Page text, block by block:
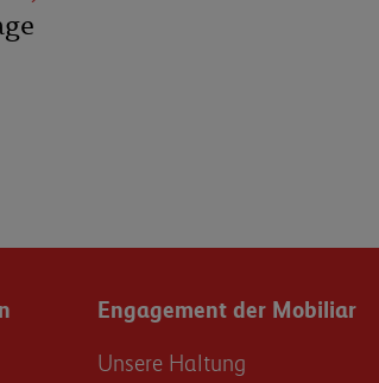
Engagement der Mobiliar
Unsere Haltung